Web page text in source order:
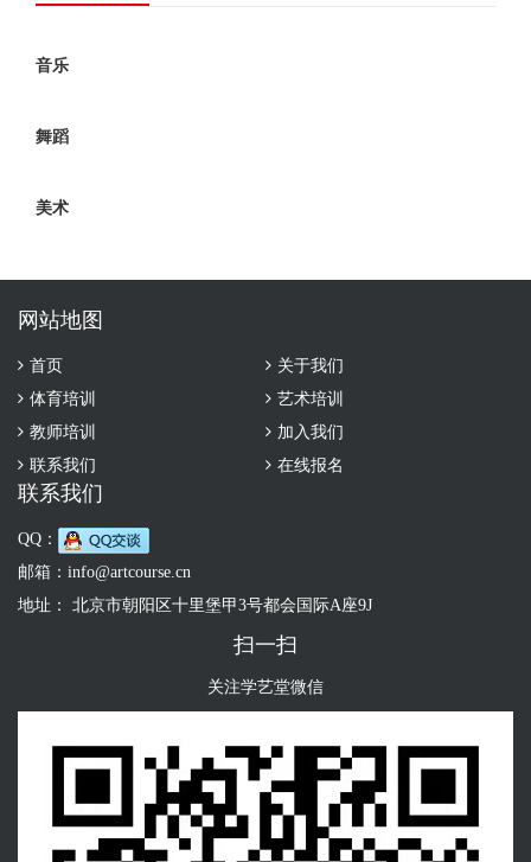
音乐
舞蹈
美术
网站地图
首页
关于我们
体育培训
艺术培训
教师培训
加入我们
联系我们
在线报名
联系我们
QQ：
邮箱： info@artcourse.cn
地址： 北京市朝阳区十里堡甲3号都会国际A座9J
扫一扫
关注学艺堂微信